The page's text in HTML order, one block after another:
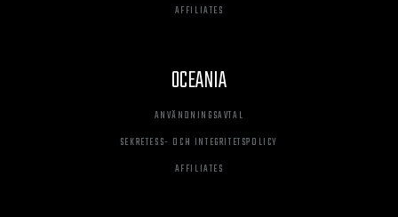
AFFILIATES
OCEANIA
ANVÄNDNINGSAVTAL
SEKRETESS- OCH INTEGRITETSPOLICY
AFFILIATES